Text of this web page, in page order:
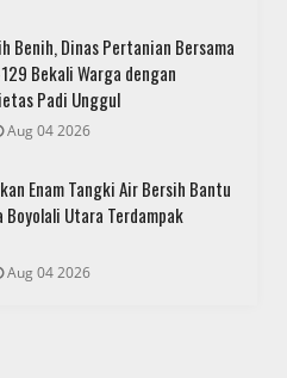
Benih, Dinas Pertanian Bersama
Bekali Warga dengan
Padi Unggul
Aug 04 2026
Enam Tangki Air Bersih Bantu
Boyolali Utara Terdampak
Aug 04 2026